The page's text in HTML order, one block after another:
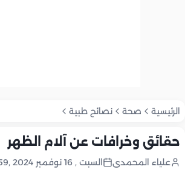
الرئيسية صحة نصائح طبية
حقائق وخرافات عن آلام الظهر
علياء المحمدى السبت , 16 نوفمبر 2024 ,2:59 م